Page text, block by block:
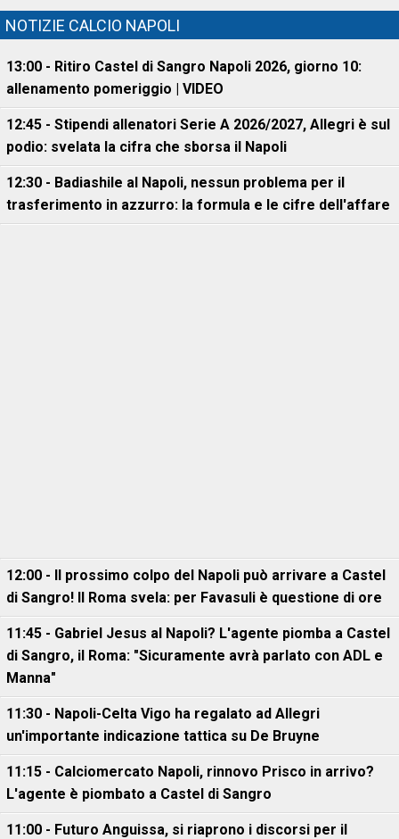
NOTIZIE CALCIO NAPOLI
13:00 - Ritiro Castel di Sangro Napoli 2026, giorno 10:
allenamento pomeriggio | VIDEO
12:45 - Stipendi allenatori Serie A 2026/2027, Allegri è sul
podio: svelata la cifra che sborsa il Napoli
12:30 - Badiashile al Napoli, nessun problema per il
trasferimento in azzurro: la formula e le cifre dell'affare
12:00 - Il prossimo colpo del Napoli può arrivare a Castel
di Sangro! Il Roma svela: per Favasuli è questione di ore
11:45 - Gabriel Jesus al Napoli? L'agente piomba a Castel
di Sangro, il Roma: "Sicuramente avrà parlato con ADL e
Manna"
11:30 - Napoli-Celta Vigo ha regalato ad Allegri
un'importante indicazione tattica su De Bruyne
11:15 - Calciomercato Napoli, rinnovo Prisco in arrivo?
L'agente è piombato a Castel di Sangro
11:00 - Futuro Anguissa, si riaprono i discorsi per il